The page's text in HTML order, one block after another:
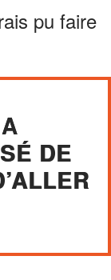
pu faire
DE